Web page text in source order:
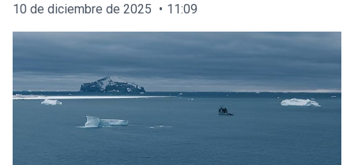
10 de diciembre de 2025 11:09